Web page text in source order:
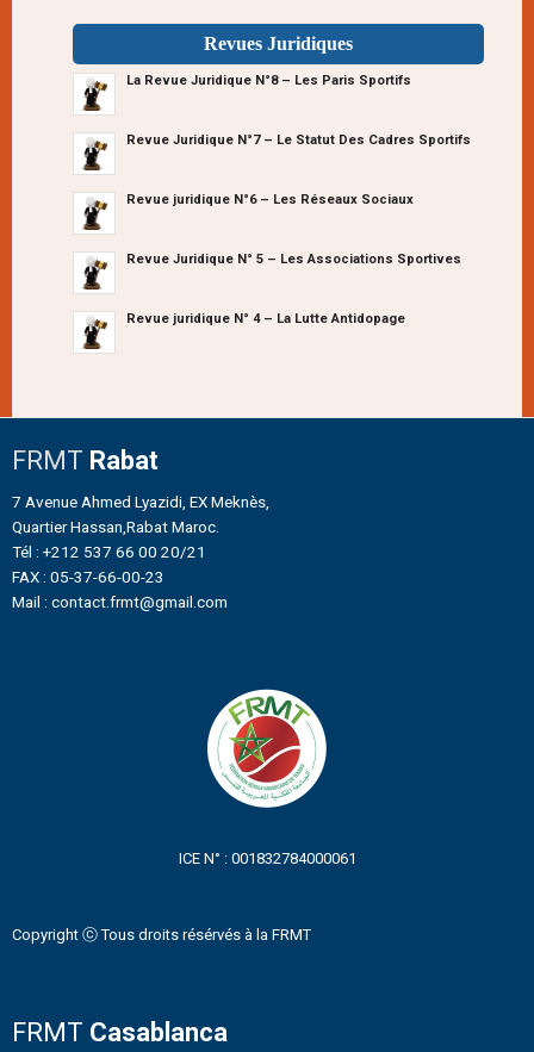
Revues Juridiques
La Revue Juridique N°8 – Les Paris Sportifs
Revue Juridique N°7 – Le Statut Des Cadres Sportifs
Revue juridique N°6 – Les Réseaux Sociaux
Revue Juridique N° 5 – Les Associations Sportives
Revue juridique N° 4 – La Lutte Antidopage
FRMT Rabat
7 Avenue Ahmed Lyazidi, EX Meknès,
Quartier Hassan,Rabat Maroc.
Tél : +212 537 66 00 20/21
FAX : 05-37-66-00-23
Mail : contact.frmt@gmail.com
ICE N° : 001832784000061
Copyright ⓒ Tous droits résérvés à la FRMT
FRMT Casablanca